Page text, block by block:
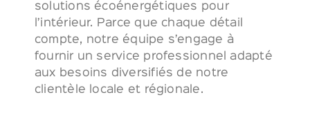
solutions écoénergétiques pour
l’intérieur. Parce que chaque détail
compte, notre équipe s’engage à
fournir un service professionnel adapté
aux besoins diversifiés de notre
clientèle locale et régionale.